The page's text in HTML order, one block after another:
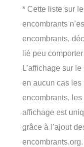
* Cette liste sur
encombrants
encombrants,
lié peu
L’affichage sur
en aucun cas les
encombrants,
affichage est
grâce à l’ajout